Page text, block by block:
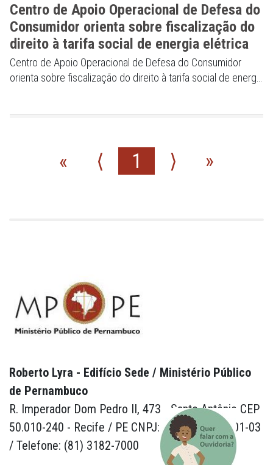
Centro de Apoio Operacional de Defesa do
Consumidor orienta sobre fiscalização do
direito à tarifa social de energia elétrica
Centro de Apoio Operacional de Defesa do Consumidor
orienta sobre fiscalização do direito à tarifa social de energia
« ⟨ 1 ⟩ »
Roberto Lyra - Edifício Sede / Ministério Público
de Pernambuco
R. Imperador Dom Pedro II, 473 - Santo Antônio CEP
50.010-240 - Recife / PE CNPJ: 24.417.065/0001-03
/ Telefone: (81) 3182-7000